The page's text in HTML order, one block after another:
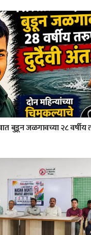
बुडून जळगावच्या २८ वर्षीय